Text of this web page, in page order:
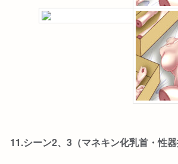
11.シーン2、3（マネキン化乳首・性